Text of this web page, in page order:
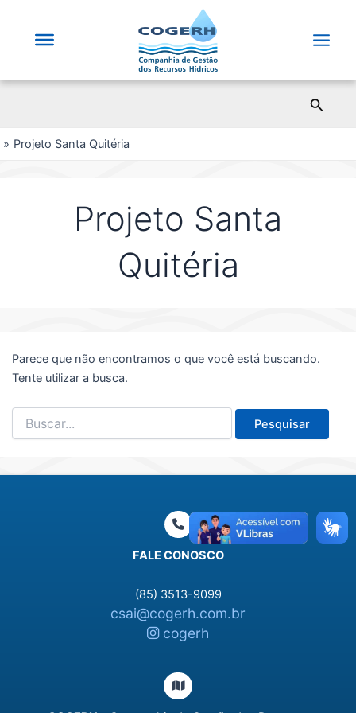
Projeto Santa Quitéria
Projeto Santa
Quitéria
Parece que não encontramos o que você está buscando.
Tente utilizar a busca.
Pesquisar
por:
FALE CONOSCO
(85) 3513-9099
csai@cogerh.com.br
cogerh